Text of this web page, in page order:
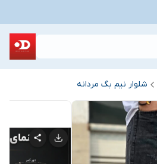
شلوار نیم بگ مردانه